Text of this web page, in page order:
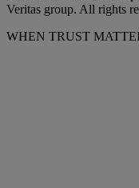
Veritas group. All rights
WHEN TRUST